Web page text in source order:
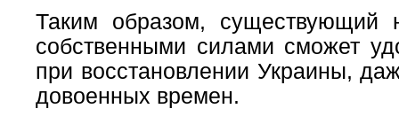
Таким образом, существующий
собственными силами сможет
при восстановлении Украины,
довоенных времен.